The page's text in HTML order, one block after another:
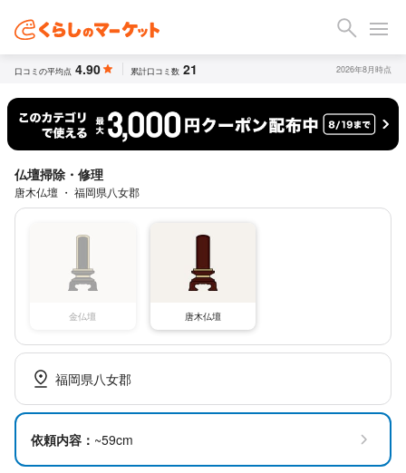
口コミの平均点 4.90 累計口コミ数 21 2026年8月時点
仏壇掃除・修理
唐木仏壇 ・ 福岡県八女郡
金仏壇 唐木仏壇
福岡県八女郡
依頼内容： ~59cm